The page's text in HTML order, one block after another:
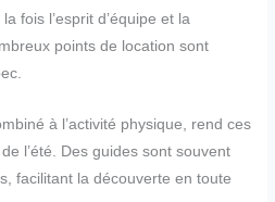
fois l’esprit d’équipe et la
points de location sont
à l’activité physique, rend ces
l’été. Des guides sont souvent
facilitant la découverte en toute